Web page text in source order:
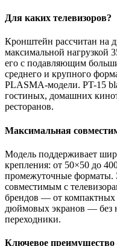
Для каких телевизоров?
Кронштейн рассчитан на
максимальной нагрузкой
его с подавляющим
среднего и крупного
PLASMA-модели. PT-15
гостиных, домашних
ресторанов.
Максимальная
Модель поддерживает
крепления: от 50×50 до
промежуточные форматы.
совместимым с
брендов — от
дюймовых экранов — без
переходники.
Ключевое